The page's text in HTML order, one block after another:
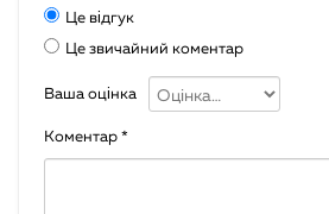
Це відгук
Це звичайний коментар
Ваша оцінка
Коментар *